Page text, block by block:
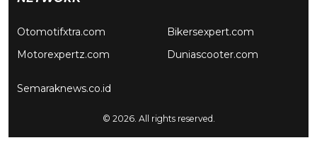
Otomotifxtra.com
Motorexpertz.com
Bikersexpert.com
Duniascooter.com
Semaraknews.co.id
© 2026. All rights reserved.